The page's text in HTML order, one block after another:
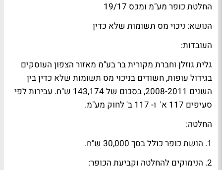
החלטת כופר מע"מ ומכס 19/17
הנושא: ניכוי מס תשומות שלא כדין
העובדות:
גלית גוזלן וחברת מקורית בר בע"מ מאזור הצפון העוסקים
בגידול עופות, חשודים בניכוי מס תשומות שלא כדין בין
השנים 2008-2011, בסכום של 143,174 ש"ח. עבירות לפי
סעיפים 117 א' ו- 117 ב' לחוק מע"מ.
החלטה:
1. הושת כופר כולל בסך 30,000 ש"ח.
2. הנימוקים להחלטה וקביעת הכופר: